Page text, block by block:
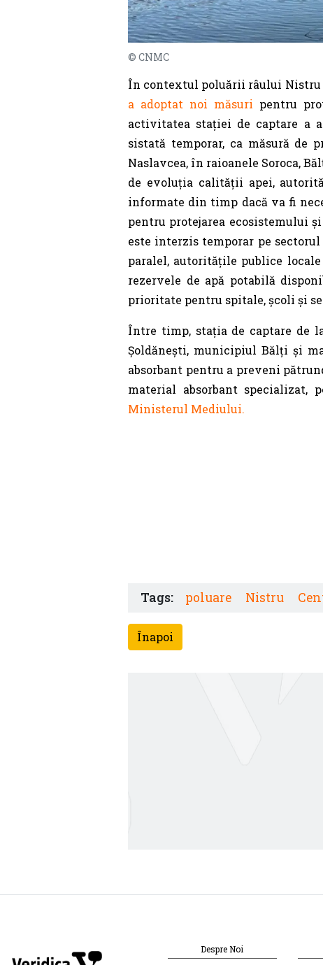
© CNMC
În contextul poluării râului Nistru
a adoptat noi măsuri pentru
activitatea stației de captare a
sistată temporar, ca măsură de
Naslavcea, în raioanele Soroca,
de evoluția calității apei,
informate din timp dacă va fi
pentru protejarea ecosistemului
este interzis temporar pe sectorul
paralel, autoritățile publice
rezervele de apă potabilă
prioritate pentru spitale, școli și
Între timp, stația de captare de
Șoldănești, municipiul Bălți și
absorbant pentru a preveni
material absorbant specializat,
Ministerul Mediului.
Tags: poluare Nistru
Înapoi
Despre Noi